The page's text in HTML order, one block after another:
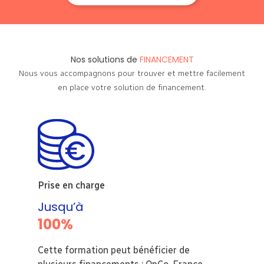
Nos solutions de FINANCEMENT
Nous vous accompagnons pour trouver et mettre facilement
en place votre solution de financement.
Prise en charge
Jusqu’à
100%
Cette formation peut bénéficier de